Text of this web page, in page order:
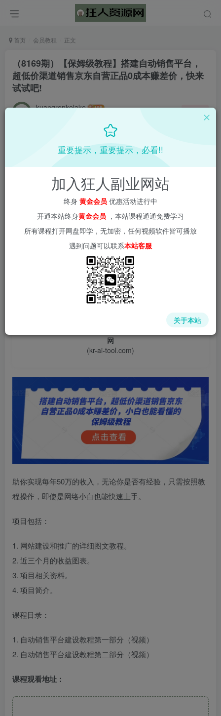
首页 会员教程 正文
（8169期）【保姆级教程】搭建自动销售平台，
超低价渠道销售京东自营正品0成本赚差价，快来
试试吧!
kuangrenkelake
📌 1000➕互联网副业项目教程，更多网赚项目，点击以下
中赚网 - 分享各大收费VIP网赚项目和创业教程 - 狂人资源
网
(kr-ai-tool.com)
助你实现每年50万的收入，无论你是否有经验，只需按照教
程操作，即使是网络小白也能快速上手。
项目包括：
1. 网站建设和推广的详细图文教程。
2. 近三个月的收益图表。
3. 项目相关资料。
4. 项目简介。
课程目录：
1. 自动销售平台建设教程第一部分（视频）
2. 自动销售平台建设教程第二部分（视频）
课程观看地址：
重要提示，重要提示，必看!!
加入狂人副业网站
终身 黄金会员 优惠活动进行中
开通本站终身黄金会员 ，本站课程通通免费学习
所有课程打开网盘即学，无加密，任何视频软件皆可播放
遇到问题可以联系本站客服
关于本站